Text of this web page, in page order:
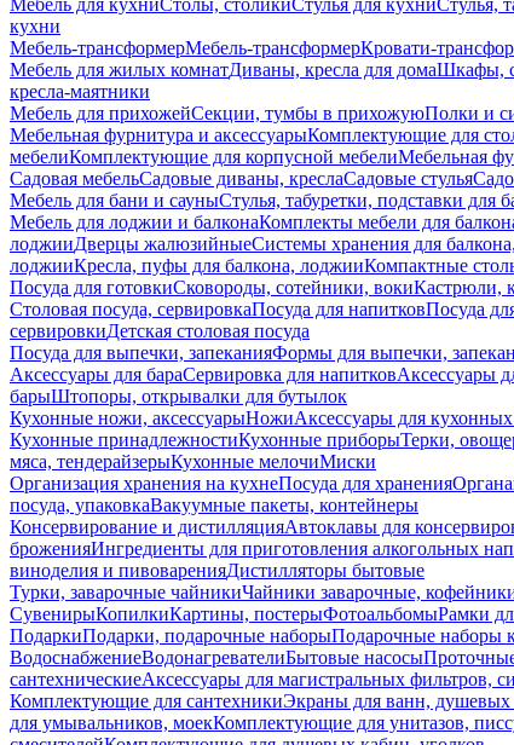
Мебель для кухниСтолы, столикиСтулья для кухниСтулья,
кухни
Мебель-трансформерМебель-трансформерКровати-
Мебель для жилых комнатДиваны, кресла для домаШкафы,
кресла-маятники
Мебель для прихожейСекции, тумбы в прихожуюПолки и
Мебельная фурнитура и аксессуарыКомплектующие для
мебелиКомплектующие для корпусной мебелиМебельная
Садовая мебельСадовые диваны, креслаСадовые стулья
Мебель для бани и сауныСтулья, табуретки, подставки для
Мебель для лоджии и балконаКомплекты мебели для
лоджииДверцы жалюзийныеСистемы хранения для
лоджииКресла, пуфы для балкона, лоджииКомпактные
Посуда для готовкиСковороды, сотейники, вокиКастрюли,
Столовая посуда, сервировкаПосуда для напитковПосуда
сервировкиДетская столовая посуда
Посуда для выпечки, запеканияФормы для выпечки,
Аксессуары для бараСервировка для напитковАксессуары
барыШтопоры, открывалки для бутылок
Кухонные ножи, аксессуарыНожиАксессуары для
Кухонные принадлежностиКухонные приборыТерки,
мяса, тендерайзерыКухонные мелочиМиски
Организация хранения на кухнеПосуда для хранения
посуда, упаковкаВакуумные пакеты, контейнеры
Консервирование и дистилляцияАвтоклавы для
броженияИнгредиенты для приготовления алкогольных
виноделия и пивоваренияДистилляторы бытовые
Турки, заварочные чайникиЧайники заварочные,
СувенирыКопилкиКартины, постерыФотоальбомыРамки
ПодаркиПодарки, подарочные наборыПодарочные наборы
ВодоснабжениеВодонагревателиБытовые насосы
сантехническиеАксессуары для магистральных фильтров,
Комплектующие для сантехникиЭкраны для ванн, душевых
для умывальников, моекКомплектующие для унитазов,